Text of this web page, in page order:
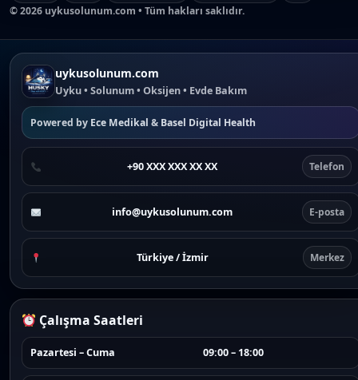
©2026 uykusolunum.com • Tüm hakları saklıdır.
uykusolunum.com
Uyku • Solunum • Oksijen • Evde Bakım
Powered by Ece Medikal & Basel Digital Health
+90 XXX XXX XX XX Telefon
info@uykusolunum.com E-posta
Türkiye / İzmir Merkez
Çalışma Saatleri
Pazartesi – Cuma 09:00 – 18:00